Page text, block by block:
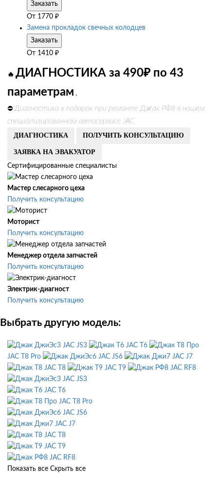
Заказать
От 1770 ₽
Замена прокладок свечных колодцев
Заказать
От 1410 ₽
🔥 ДИАГНОСТИКА за 490₽ по 43
параметрам .
⛔ Диагностика в подарок при ремонте Джак РФ8 в нашем
специализированном автосервисе JAC
ДИАГНОСТИКА ПОЛУЧИТЬ КОНСУЛЬТАЦИЮ
ЗАЯВКА НА ЭВАКУАТОР
Сертифицированные специалисты
Мастер слесарного цеха
Получить консультацию
Моторист
Получить консультацию
Менеджер отдела запчастей
Получить консультацию
Электрик-диагност
Получить консультацию
Выбрать другую модель:
JAC JS3
JAC T6
JAC T8 Pro
JAC JS6
JAC J7
JAC T8
JAC T9
JAC RF8
JAC JS3
JAC T6
JAC T8 Pro
JAC JS6
JAC J7
JAC T8
JAC T9
JAC RF8
Показать все Скрыть все